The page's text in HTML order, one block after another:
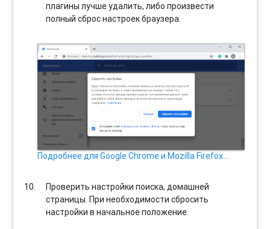
плагины лучше удалить, либо произвести
полный сброс настроек браузера.
Подробнее для Google Chrome и Mozilla Firefox…
Проверить настройки поиска, домашней
страницы. При необходимости сбросить
настройки в начальное положение.